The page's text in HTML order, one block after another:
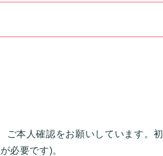
ご本人確認をお願いしています。初
必要です)。